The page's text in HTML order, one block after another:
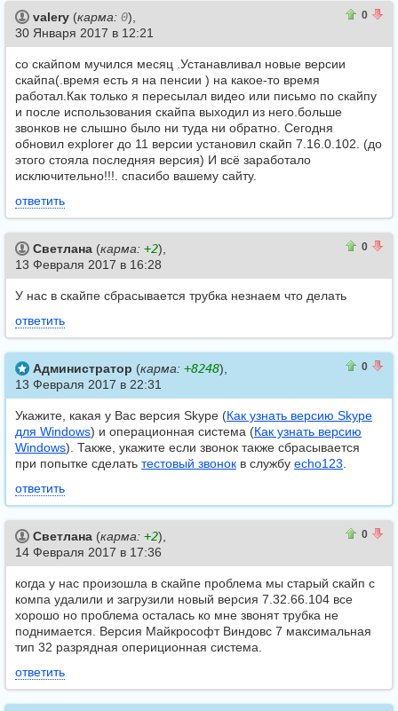
0
valery (карма: 0),
30 Января 2017 в 12:21
со скайпом мучился месяц .Устанавливал новые версии
скайпа(.время есть я на пенсии ) на какое-то время
работал.Как только я пересылал видео или письмо по скайпу
и после использования скайпа выходил из него.больше
звонков не слышно было ни туда ни обратно. Сегодня
обновил explorer до 11 версии установил скайп 7.16.0.102. (до
этого стояла последняя версия) И всё заработало
исключительно!!!. спасибо вашему сайту.
ответить
0
Светлана (карма: +2),
13 Февраля 2017 в 16:28
У нас в скайпе сбрасывается трубка незнаем что делать
ответить
0
Администратор (карма: +8248),
13 Февраля 2017 в 22:31
Укажите, какая у Вас версия Skype (Как узнать версию Skype
для Windows) и операционная система (Как узнать версию
Windows). Также, укажите если звонок также сбрасывается
при попытке сделать тестовый звонок в службу echo123.
ответить
0
Светлана (карма: +2),
14 Февраля 2017 в 17:36
когда у нас произошла в скайпе проблема мы старый скайп с
компа удалили и загрузили новый версия 7.32.66.104 все
хорошо но проблема осталась ко мне звонят трубка не
поднимается. Версия Майкрософт Виндовс 7 максимальная
тип 32 разрядная опериционная система.
ответить